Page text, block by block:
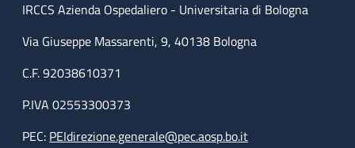
IRCCS Azienda Ospedaliero - Universitaria di Bologna
Via Giuseppe Massarenti, 9, 40138 Bologna
C.F. 92038610371
P.IVA 02553300373
PEC: PEIdirezione.generale@pec.aosp.bo.it